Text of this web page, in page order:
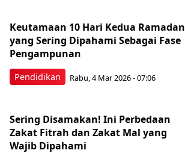
Pendidikan
Keutamaan 10 Hari Kedua Ramadan
yang Sering Dipahami Sebagai Fase
Pengampunan
Rabu, 4 Mar 2026 - 07:06
Sering Disamakan! Ini Perbedaan
Zakat Fitrah dan Zakat Mal yang
Wajib Dipahami